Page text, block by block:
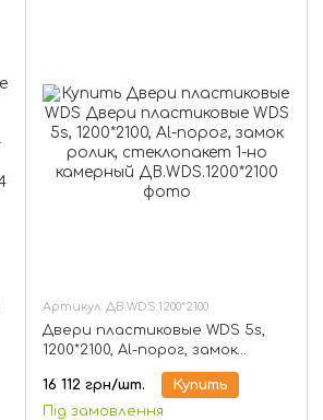
Артикул: ДВ.WDS.1200*2100
Двери пластиковые WDS 5s,
1200*2100, Al-порог, замок
ролик, стеклопакет 1-но
камерный
16 112 грн/шт.
Купить
Під замовлення